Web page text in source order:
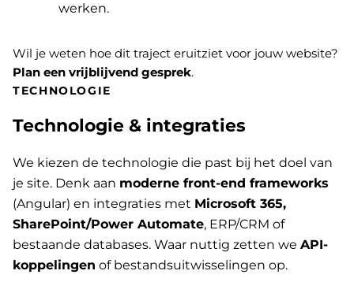
werken.
Wil je weten hoe dit traject eruitziet voor jouw website?
Plan een vrijblijvend gesprek.
TECHNOLOGIE
Technologie & integraties
We kiezen de technologie die past bij het doel van
je site. Denk aan moderne front-end frameworks
(Angular) en integraties met Microsoft 365,
SharePoint/Power Automate, ERP/CRM of
bestaande databases. Waar nuttig zetten we API-
koppelingen of bestandsuitwisselingen op.